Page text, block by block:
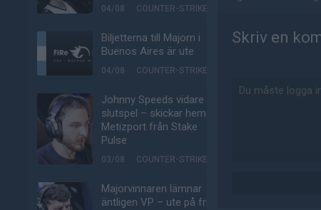
04/08 COUNTER-STRIKE
Biljetterna till Majorn i
Buenos Aires är ute
04/08 COUNTER-STRIKE
Johnny Speeds vidare till
slutspel – skickar hem
Metizport från Stake
Pulse
03/08 COUNTER-STRIKE
Majorvinnaren lämnar
äntligen VP – ute på fria
Skriv en